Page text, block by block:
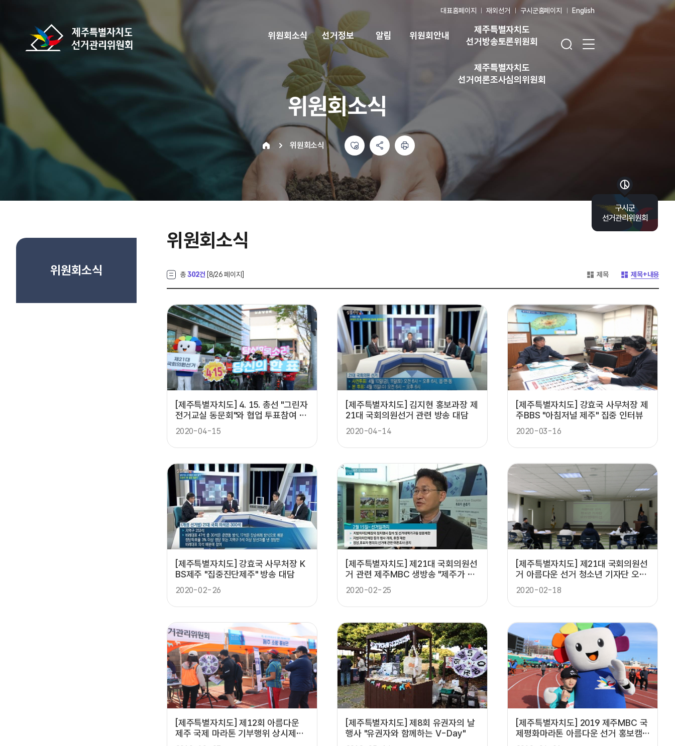
대표홈페이지 재외선거 구시군홈페이지 English
위원회소식 선거정보 알림 위원회안내
제주특별자치도
선거방송토론위원회
제주특별자치도
선거여론조사심의위원회
위원회소식
위원회소식
위원회소식
위원회소식
총302건 [8/26 페이지] 제목 제목+내용
[제주특별자치도] 4. 15. 총선 "그린자
전거교실 동문회"와 협업 투표참여 캠
페인
2020-04-15
[제주특별자치도] 김지현 홍보과장 제
21대 국회의원선거 관련 방송 대담
2020-04-14
[제주특별자치도] 강효국 사무처장 제
주BBS "아침저널 제주" 집중 인터뷰
2020-03-16
[제주특별자치도] 강효국 사무처장 K
BS제주 "집중진단제주" 방송 대담
2020-02-26
[제주특별자치도] 제21대 국회의원선
거 관련 제주MBC 생방송 "제주가 좋
다" 기획홍보
2020-02-25
[제주특별자치도] 제21대 국회의원선
거 아름다운 선거 청소년 기자단 오리
엔테이션 실시
2020-02-18
[제주특별자치도] 제12회 아름다운
제주 국제 마라톤 기부행위 상시제한
홍보캠페인
[제주특별자치도] 제8회 유권자의 날
행사 "유권자와 함께하는 V-Day"
[제주특별자치도] 2019 제주MBC 국
제평화마라톤 아름다운 선거 홍보캠
페인
구시군
선거관리위원회
바로가기 목록 열기